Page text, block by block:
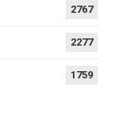
2767
2277
1759